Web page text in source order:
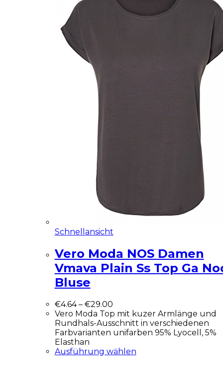
Schnellansicht
Vero Moda NOS Damen
Vmava Plain Ss Top Ga
Bluse
€4.64– €29.00
Vero Moda Top mit kuzer Armlänge und
Rundhals-Ausschnitt in verschiedenen
Farbvarianten unifarben 95% Lyocell, 5%
Elasthan
Ausführung wählen